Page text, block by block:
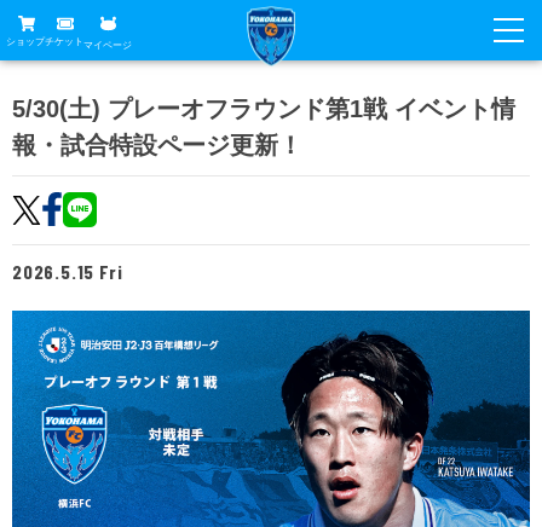
ショップチケット マイページ
グッズ
ホームタウン
トップチーム
メディア
試合
アカデミー
試合
試合日程
チケット
チケットガイド
席種・価格表
チケット購入方法
販売スケジュール
ニッパツシート
Buy Ticket Here
チーム
選手・スタッフ
スケジュール
練習見学について
観戦ガイド
横浜FC観戦ガイド
試合会場アクセス
観戦ルール・マナー
クラブ
クラブ概要
フリ丸のページ
ファン
横浜FC公式オンラインショップ
アカデミー
5/30(土) プレーオフラウンド第1戦 イベント情
報・試合特設ページ更新！
2026.5.15 Fri